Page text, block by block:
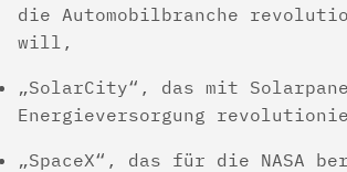
die Automobilbranche
will,
„SolarCity“, das mit
Energieversorgung
„SpaceX“, das für die NASA